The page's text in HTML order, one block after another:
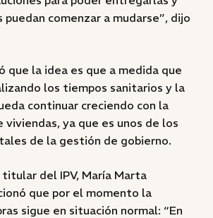
comenzar a mudarse”, dijo
que la idea es que a medida que
los tiempos sanitarios y la
continuar creciendo con la
viviendas, ya que es unos de los
de la gestión de gobierno.
del IPV, María Marta
que por el momento la
sigue en situación normal: “En